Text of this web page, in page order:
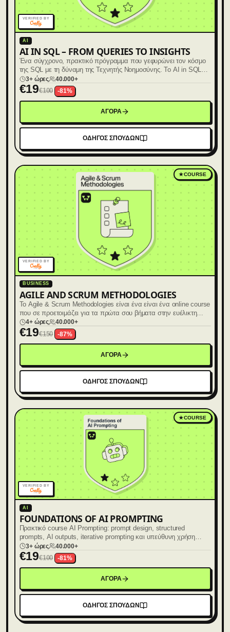
VERIFIED BY
AI
AI IN SQL – FROM QUERIES TO INSIGHTS
Ένα σύγχρονο, πρακτικό πρόγραμμα που γεφυρώνει τον κόσμο
της SQL με τη δύναμη της Τεχνητής Νοημοσύνης. Το AI in SQL
απευθύνεται σε αναλυτές, data professionals και επαγγελματίες
που θέλουν να μεταβούν από το απλό query writing σε query
3+ ώρες 40.000+
€19€100 -81%
ΑΓΟΡΑ
ΟΔΗΓΟΣ ΣΠΟΥΔΩΝ
★COURSE
VERIFIED BY
BUSINESS
AGILE AND SCRUM METHODOLOGIES
Το Agile & Scrum Methodologies είναι ένα είναι ένα online course
που σε προετοιμάζει για τα πρώτα σου βήματα στην ευέλικτη
διαχείριση έργων (Agile Project Management).
4+ ώρες 40.000+
€19€150 -87%
ΑΓΟΡΑ
ΟΔΗΓΟΣ ΣΠΟΥΔΩΝ
★COURSE
VERIFIED BY
AI
FOUNDATIONS OF AI PROMPTING
Πρακτικό course AI Prompting: prompt design, structured
prompts, AI outputs, iterative prompting και υπεύθυνη χρήση
Τεχνητής Νοημοσύνης.
3+ ώρες 40.000+
€19€100 -81%
ΑΓΟΡΑ
ΟΔΗΓΟΣ ΣΠΟΥΔΩΝ